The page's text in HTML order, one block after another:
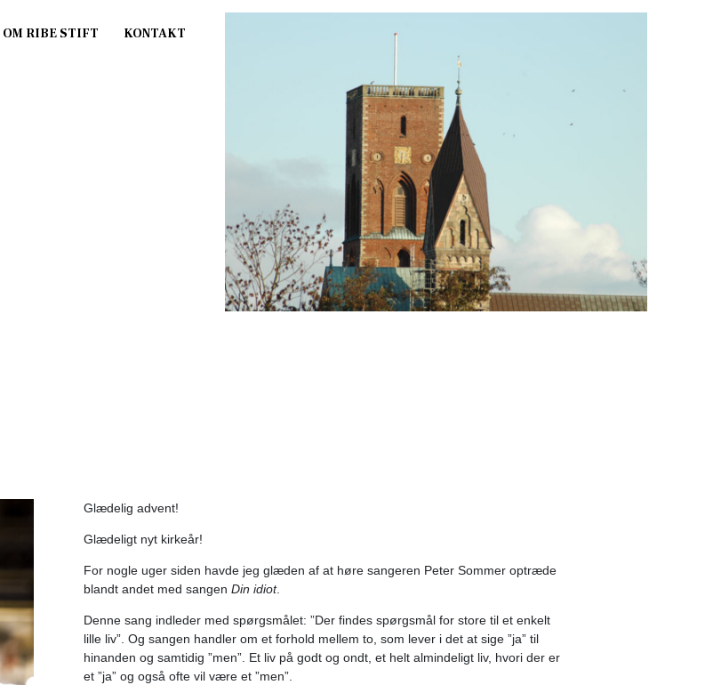
Glædelig advent!
Glædeligt nyt kirkeår!
For nogle uger siden havde jeg glæden af at høre sangeren Peter Sommer optræde
blandt andet med sangen Din idiot.
Denne sang indleder med spørgsmålet: ”Der findes spørgsmål for store til et enkelt
lille liv”. Og sangen handler om et forhold mellem to, som lever i det at sige ”ja” til
hinanden og samtidig ”men”. Et liv på godt og ondt, et helt almindeligt liv, hvori der er
et ”ja” og også ofte vil være et ”men”.